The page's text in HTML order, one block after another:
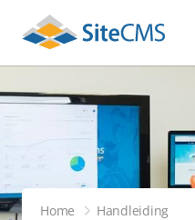
Home Handleiding